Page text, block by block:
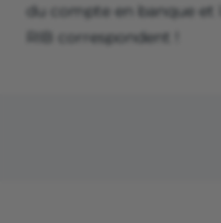
du compte en banque
RIB correspondent !